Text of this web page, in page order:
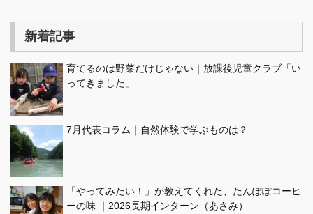
新着記事
育てるのは野菜だけじゃない｜放課後児童クラブ「い
ってきました」
7月代表コラム｜自然体験で学ぶものは？
「やってみたい！」が教えてくれた、たんぽぽコーヒ
ーの味 ｜2026長期インターン（あさみ）